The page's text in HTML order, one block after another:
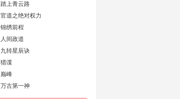
踏上青云路
官道之绝对权力
锦绣前程
人间政道
九转星辰诀
猎谍
巅峰
万古第一神